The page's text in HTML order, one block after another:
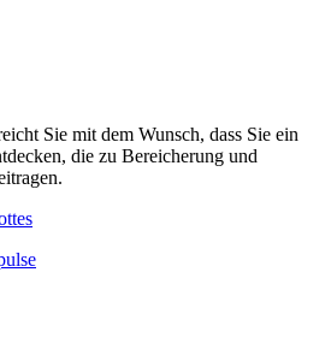
Sie mit dem Wunsch, dass Sie ein
die zu Bereicherung und